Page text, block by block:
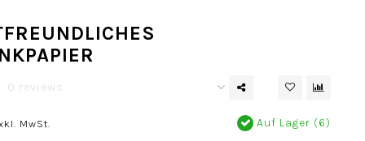
0 reviews
MwSt. Auf Lager (6)